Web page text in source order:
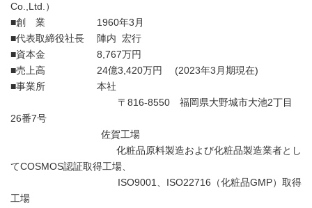
Co.,Ltd.）
■創 業 1960年3月
■代表取締役社長 陣内 宏行
■資本金 8,767万円
■売上高 24億3,420万円 (2023年3月期現在)
■事業所 本社
〒816-8550 福岡県大野城市大池2丁目
26番7号
佐賀工場
化粧品原料製造および化粧品製造業者とし
てCOSMOS認証取得工場、
ISO9001、ISO22716（化粧品GMP）取得
工場